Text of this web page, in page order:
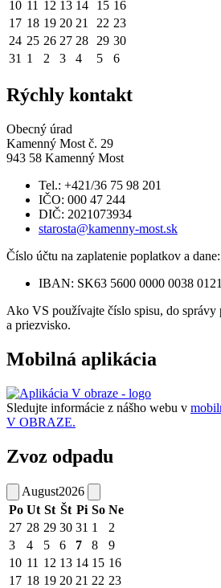
10 11 12 13 14 15 16
17 18 19 20 21 22 23
24 25 26 27 28 29 30
31 1 2 3 4 5 6
Rýchly kontakt
Obecný úrad
Kamenný Most č. 29
943 58 Kamenný Most
Tel.: +421/36 75 98 201
IČO: 000 47 244
DIČ: 2021073934
starosta@kamenny-most.sk
Číslo účtu na zaplatenie poplatkov a dane:
IBAN: SK63 5600 0000 0038
Ako VS používajte číslo spisu, do správy
a priezvisko.
Mobilná aplikácia
Sledujte informácie z nášho webu v
V OBRAZE.
Zvoz odpadu
August2026
Po Ut St Št Pi So Ne
27 28 29 30 31 1
2
3
4 5 6 7 8
9
10 11 12 13 14 15 16
17 18 19 20 21 22 23